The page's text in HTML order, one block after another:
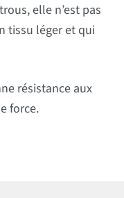
elle n’est pas
tissu léger et qui
résistance aux
force.